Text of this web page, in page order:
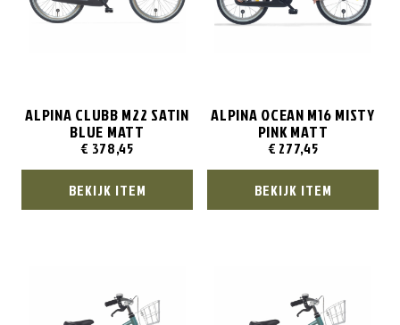
ALPINA CLUBB M22 SATIN
BLUE MATT
€ 378,45
BEKIJK ITEM
ALPINA OCEAN M16 MISTY
PINK MATT
€ 277,45
BEKIJK ITEM